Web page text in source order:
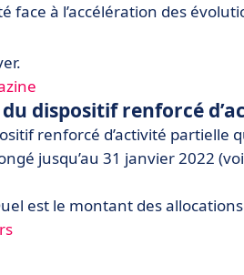
face à l’accélération des
dispositif renforcé
renforcé d’activité partielle
jusqu’au 31 janvier 2022
est le montant des